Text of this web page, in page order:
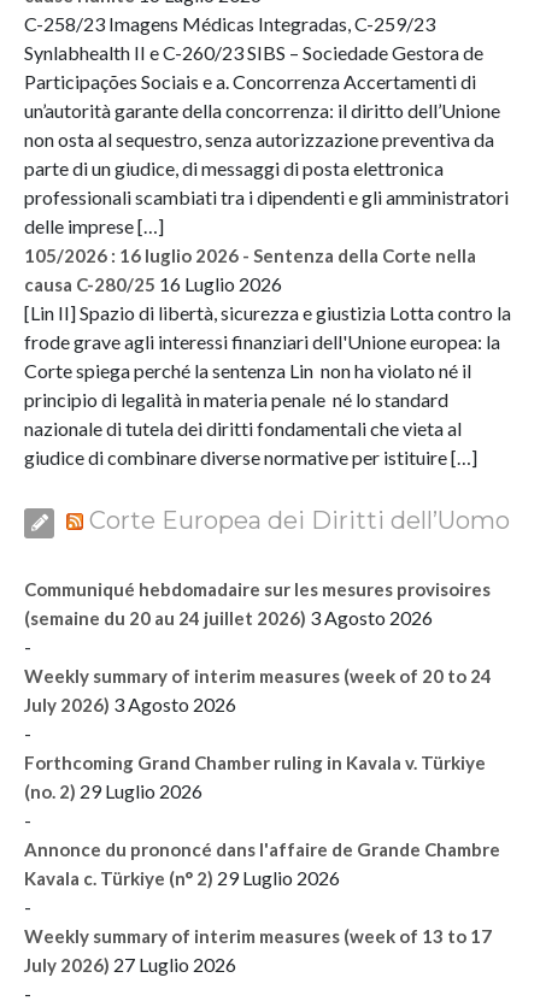
C-258/23 Imagens Médicas Integradas, C-259/23
Synlabhealth II e C-260/23 SIBS – Sociedade Gestora de
Participações Sociais e a. Concorrenza Accertamenti di
un’autorità garante della concorrenza: il diritto dell’Unione
non osta al sequestro, senza autorizzazione preventiva da
parte di un giudice, di messaggi di posta elettronica
professionali scambiati tra i dipendenti e gli amministratori
delle imprese […]
105/2026 : 16 luglio 2026 - Sentenza della Corte nella
causa C-280/25 16 Luglio 2026
[Lin II] Spazio di libertà, sicurezza e giustizia Lotta contro la
frode grave agli interessi finanziari dell'Unione europea: la
Corte spiega perché la sentenza Lin non ha violato né il
principio di legalità in materia penale né lo standard
nazionale di tutela dei diritti fondamentali che vieta al
giudice di combinare diverse normative per istituire […]
Corte Europea dei Diritti dell’Uomo
Communiqué hebdomadaire sur les mesures provisoires
(semaine du 20 au 24 juillet 2026) 3 Agosto 2026
-
Weekly summary of interim measures (week of 20 to 24
July 2026) 3 Agosto 2026
-
Forthcoming Grand Chamber ruling in Kavala v. Türkiye
(no. 2) 29 Luglio 2026
-
Annonce du prononcé dans l'affaire de Grande Chambre
Kavala c. Türkiye (n° 2) 29 Luglio 2026
-
Weekly summary of interim measures (week of 13 to 17
July 2026) 27 Luglio 2026
-